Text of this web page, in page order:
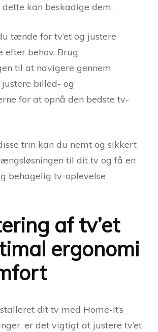
kan beskadige dem.
tænde for tv’et og justere
efter behov. Brug
til at navigere gennem
billed- og
for at opnå den bedste tv-
trin kan du nemt og sikkert
til dit tv og få en
behagelig tv-oplevelse
af tv’et
ergonomi
dit tv med Home-It’s
er det vigtigt at justere tv’et